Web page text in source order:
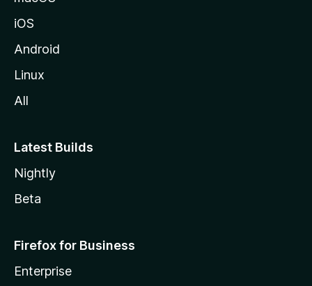
i
l
iOS
Android
Linux
All
Latest Builds
Nightly
Beta
Firefox for Business
Enterprise